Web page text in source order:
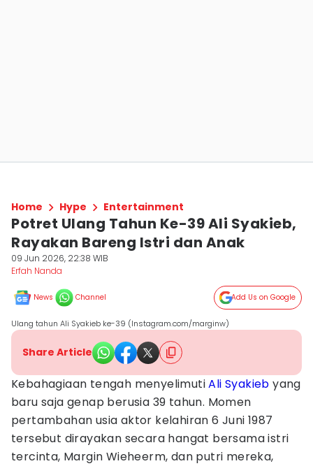
Home Hype Entertainment
Potret Ulang Tahun Ke-39 Ali Syakieb,
Rayakan Bareng Istri dan Anak
09 Jun 2026, 22:38 WIB
Erfah Nanda
News Channel Add Us on Google
Ulang tahun Ali Syakieb ke-39 (Instagram.com/marginw)
Share Article
Kebahagiaan tengah menyelimutiAli Syakieb yang
baru saja genap berusia 39 tahun. Momen
pertambahan usia aktor kelahiran 6 Juni 1987
tersebut dirayakan secara hangat bersama istri
tercinta, Margin Wieheerm, dan putri mereka,